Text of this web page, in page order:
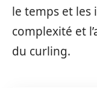
le temps et les
complexité et
du curling.